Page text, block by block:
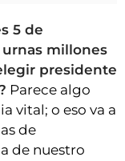
5 de
millones
presidente
Parece algo
vital; o eso va a
de
de nuestro